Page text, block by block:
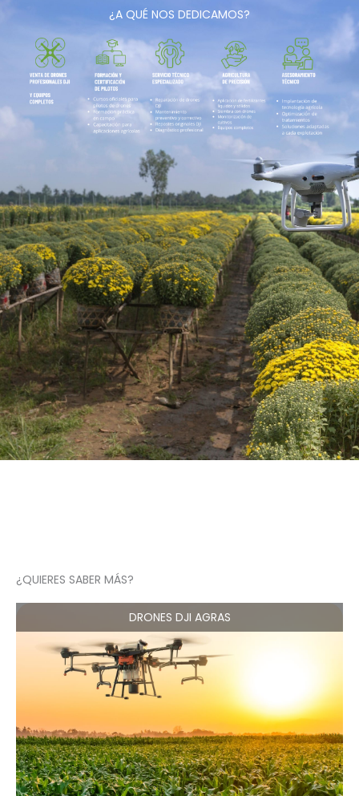
¿A QUÉ NOS DEDICAMOS?
¿QUIERES SABER MÁS?
DRONES DJI AGRAS